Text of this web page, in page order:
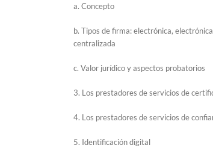
a. Concepto
b. Tipos de firma: electrónica,
centralizada
c. Valor jurídico y aspectos probatorios
3. Los prestadores de servicios de
4. Los prestadores de servicios de
5. Identificación digital